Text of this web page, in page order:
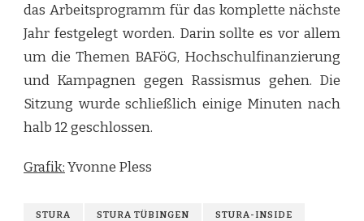
das Arbeitsprogramm für das komplette nächste
Jahr festgelegt worden. Darin sollte es vor allem
um die Themen BAFöG, Hochschulfinanzierung
und Kampagnen gegen Rassismus gehen. Die
Sitzung wurde schließlich einige Minuten nach
halb 12 geschlossen.
Grafik:Yvonne Pless
STURA STURA TÜBINGEN STURA-INSIDE